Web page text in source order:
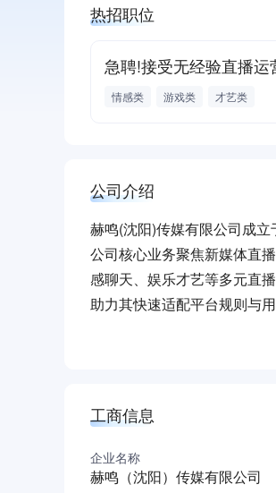
热招职位
急聘!接受无经验直播运
情感类 游戏类 才艺类
公司介绍
赫鸣(沈阳)传媒有限公司成
公司核心业务聚焦新媒体直
感聊天、娱乐才艺等多元直
助力其快速适配平台规则与用
未来，公司将持续深化与主
工商信息
企业名称
赫鸣（沈阳）传媒有限公司